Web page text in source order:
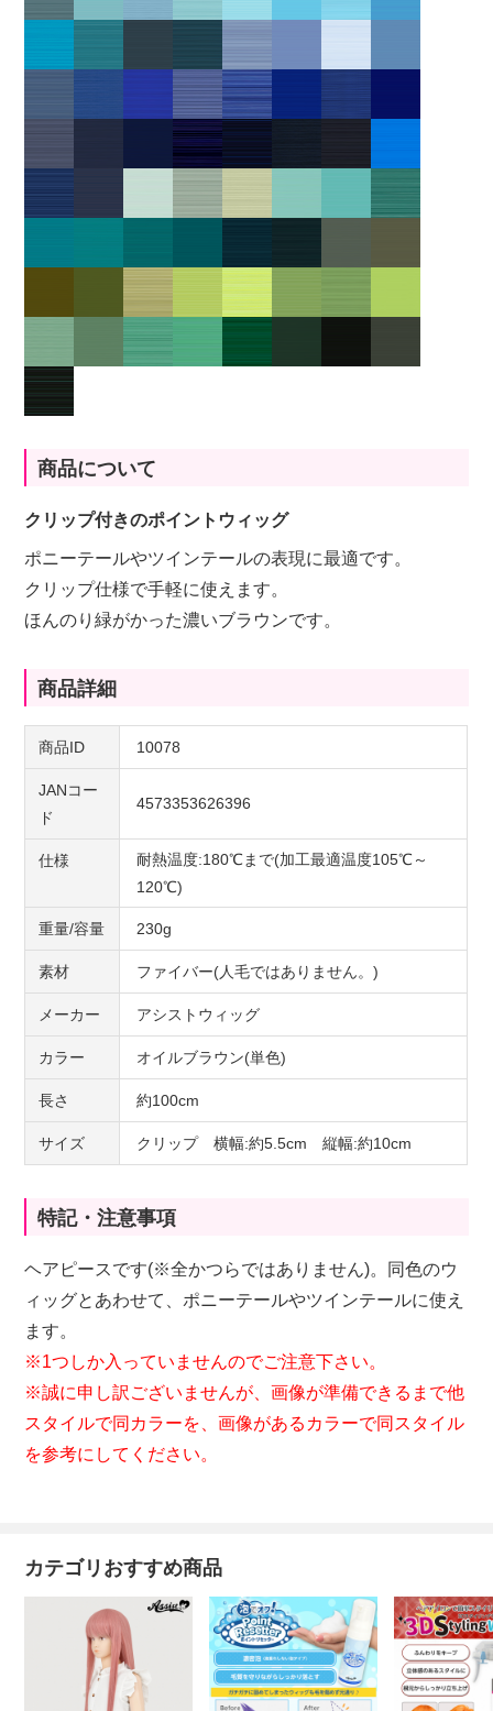
商品について
クリップ付きのポイントウィッグ
ポニーテールやツインテールの表現に最適です。
クリップ仕様で手軽に使えます。
ほんのり緑がかった濃いブラウンです。
商品詳細
商品ID 10078
JANコー
ド
4573353626396
仕様
耐熱温度:180℃まで(加工最適温度105℃～
120℃)
重量/容量 230g
素材 ファイバー(人毛ではありません。)
メーカー アシストウィッグ
カラー オイルブラウン(単色)
長さ 約100cm
サイズ クリップ 横幅:約5.5cm 縦幅:約10cm
特記・注意事項
ヘアピースです(※全かつらではありません)。同色のウ
ィッグとあわせて、ポニーテールやツインテールに使え
ます。
※1つしか入っていませんのでご注意下さい。
※誠に申し訳ございませんが、画像が準備できるまで他
スタイルで同カラーを、画像があるカラーで同スタイル
を参考にしてください。
カテゴリおすすめ商品